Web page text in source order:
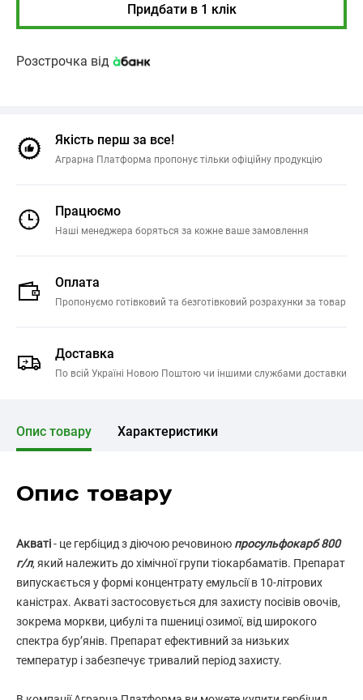
Придбати в 1 клік
Розстрочка від
Якість перш за все!
Аграрна Платформа пропонує тільки офіційну продукцію
Працюємо
Наші менеджера боряться за кожне ваше замовлення
Оплата
Пропонуємо готівковий та безготівковий розрахунки за товар
Доставка
По всій Україні Новою Поштою чи іншими службами доставки
Опис товару Характеристики
Опис товару
Акваті- це гербіцид з діючою речовиною просульфокарб 800
г/л, який належить до хімічної групи тіокарбаматів. Препарат
випускається у формі концентрату емульсії в 10-літрових
каністрах. Акваті застосовується для захисту посівів овочів,
зокрема моркви, цибулі та пшениці озимої, від широкого
спектра бур’янів. Препарат ефективний за низьких
температур і забезпечує тривалий період захисту.